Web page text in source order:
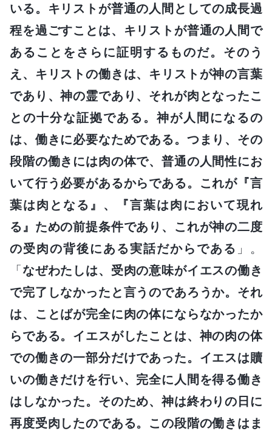
いる。キリストが普通の人間としての成長過
程を過ごすことは、キリストが普通の人間で
あることをさらに証明するものだ。そのう
え、キリストの働きは、キリストが神の言葉
であり、神の霊であり、それが肉となったこ
との十分な証拠である。神が人間になるの
は、働きに必要なためである。つまり、その
段階の働きには肉の体で、普通の人間性にお
いて行う必要があるからである。これが『言
葉は肉となる』、『言葉は肉において現れ
る』ための前提条件であり、これが神の二度
の受肉の背後にある実話だからである 」。
「なぜわたしは、受肉の意味がイエスの働き
で完了しなかったと言うのであろうか。それ
は、ことばが完全に肉の体にならなかったか
らである。イエスがしたことは、神の肉の体
での働きの一部分だけであった。イエスは贖
いの働きだけを行い、完全に人間を得る働き
はしなかった。そのため、神は終わりの日に
再度受肉したのである。この段階の働きはま